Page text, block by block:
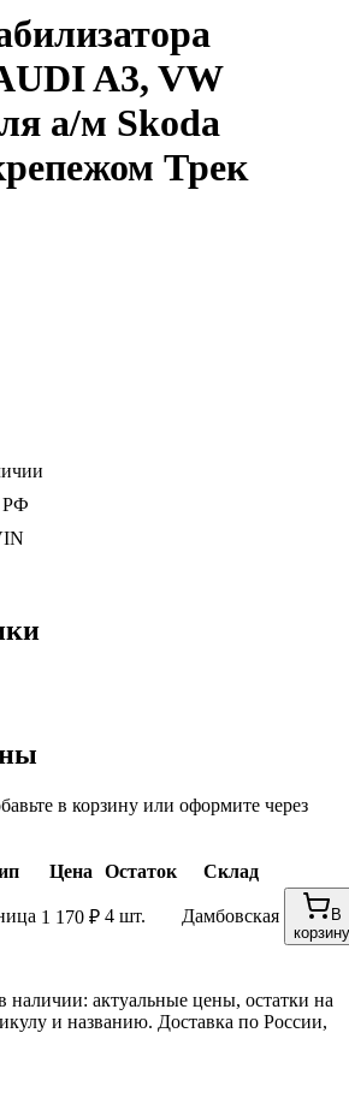
A3, VW
а/м Skoda
Трек
РФ
в корзину или оформите через
Цена Остаток
Склад
1 170 ₽ 4 шт. Дамбовская
В
корзину
наличии: актуальные цены, остатки на
и названию. Доставка по России,